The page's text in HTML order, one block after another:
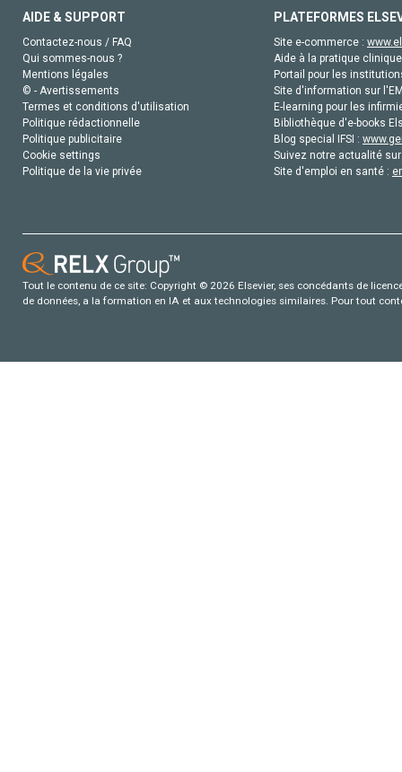
AIDE & SUPPORT
Contactez-nous / FAQ
Qui sommes-nous ?
Mentions légales
© - Avertissements
Termes et conditions d'utilisation
Politique rédactionnelle
Politique publicitaire
Cookie settings
Politique de la vie privée
PLATEFORMES
Site e-commerce :
Aide à la pratique
Portail pour les
Site d'information sur
E-learning pour les
Bibliothèque d'e-books
Blog special IFSI :
Suivez notre actualité
Site d'emploi en santé :
Tout le contenu de ce site: Copyright © 2026 Elsevier, ses concédants de
de données, a la formation en IA et aux technologies similaires. Pour tout